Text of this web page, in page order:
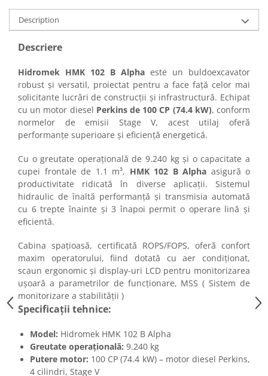
Description
Descriere
Hidromek HMK 102 B Alpha este un buldoexcavator
robust și versatil, proiectat pentru a face față celor mai
solicitante lucrări de construcții și infrastructură. Echipat
cu un motor diesel Perkins de 100 CP (74.4 kW), conform
normelor de emisii Stage V, acest utilaj oferă
performanțe superioare și eficiență energetică.
Cu o greutate operațională de 9.240 kg și o capacitate a
cupei frontale de 1.1 m³, HMK 102 B Alpha asigură o
productivitate ridicată în diverse aplicații. Sistemul
hidraulic de înaltă performanță și transmisia automată
cu 6 trepte înainte și 3 înapoi permit o operare lină și
eficientă.
Cabina spațioasă, certificată ROPS/FOPS, oferă confort
maxim operatorului, fiind dotată cu aer condiționat,
scaun ergonomic și display-uri LCD pentru monitorizarea
ușoară a parametrilor de funcționare, MSS ( Sistem de
monitorizare a stabilității )
Specificații tehnice:
Model: Hidromek HMK 102 B Alpha
Greutate operațională: 9.240 kg
Putere motor: 100 CP (74.4 kW) – motor diesel Perkins,
4 cilindri, Stage V